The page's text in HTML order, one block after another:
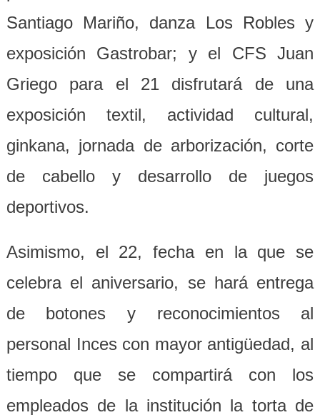
Santiago Mariño, danza Los Robles y
exposición Gastrobar; y el CFS Juan
Griego para el 21 disfrutará de una
exposición textil, actividad cultural,
ginkana, jornada de arborización, corte
de cabello y desarrollo de juegos
deportivos.
Asimismo, el 22, fecha en la que se
celebra el aniversario, se hará entrega
de botones y reconocimientos al
personal Inces con mayor antigüedad, al
tiempo que se compartirá con los
empleados de la institución la torta de